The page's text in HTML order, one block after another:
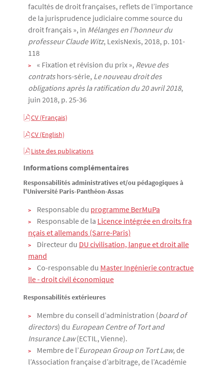
facultés de droit françaises, reflets de l’importance
de la jurisprudence judiciaire comme source du
droit français », in Mélanges en l’honneur du
professeur Claude Witz, LexisNexis, 2018, p. 101-
118
« Fixation et révision du prix », Revue des
contratshors-série, Le nouveau droit des
obligations après la ratification du 20 avril 2018,
juin 2018, p. 25-36
CV (Français)
CV (English)
Liste des publications
Informations complémentaires
Responsabilités administratives et/ou pédagogiques à
l'Université Paris-Panthéon-Assas
Responsable du programme BerMuPa
Responsable de la Licence intégrée en droits fra
nçais et allemands (Sarre-Paris)
Directeur du DU civilisation, langue et droit alle
mand
Co-responsable du Master Ingénierie contractue
lle - droit civil économique
Responsabilités extérieures
Membre du conseil d’administration (board of
directors) du European Centre of Tort and
Insurance Law(ECTIL, Vienne).
Membre de l’European Group on Tort Law, de
l’Association française d’arbitrage, de l’Académie